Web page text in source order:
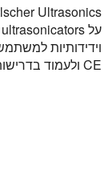
CE ולעמוד בדרישות של UL, CSA ו RoHs.